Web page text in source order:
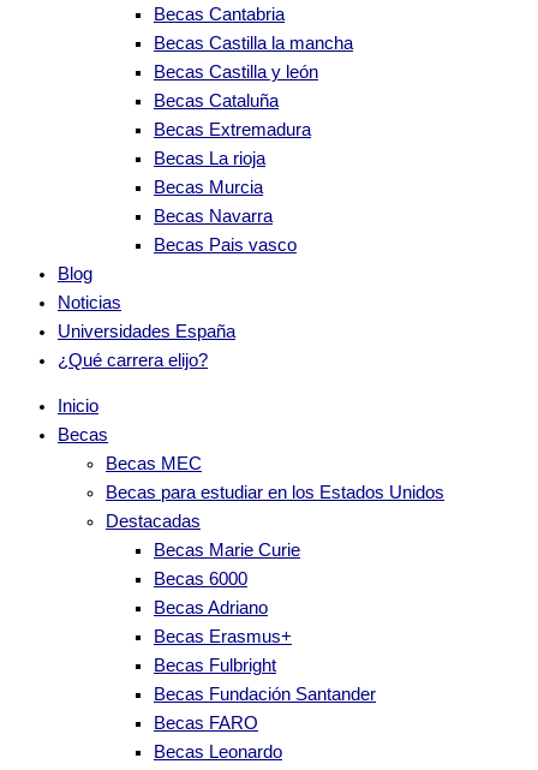
Becas Cantabria
Becas Castilla la mancha
Becas Castilla y león
Becas Cataluña
Becas Extremadura
Becas La rioja
Becas Murcia
Becas Navarra
Becas Pais vasco
Blog
Noticias
Universidades España
¿Qué carrera elijo?
Inicio
Becas
Becas MEC
Becas para estudiar en los Estados Unidos
Destacadas
Becas Marie Curie
Becas 6000
Becas Adriano
Becas Erasmus+
Becas Fulbright
Becas Fundación Santander
Becas FARO
Becas Leonardo